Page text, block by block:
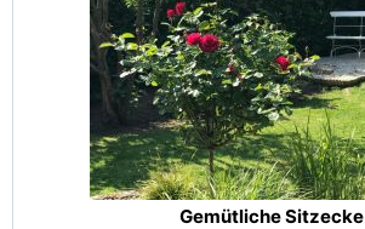
Gemütliche Sitzecke